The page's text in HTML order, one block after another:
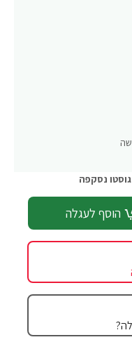
נסקפה
הוסף לעגלה